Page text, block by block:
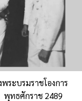
ระบรมราชโองการ
พุทธศักราช 2489